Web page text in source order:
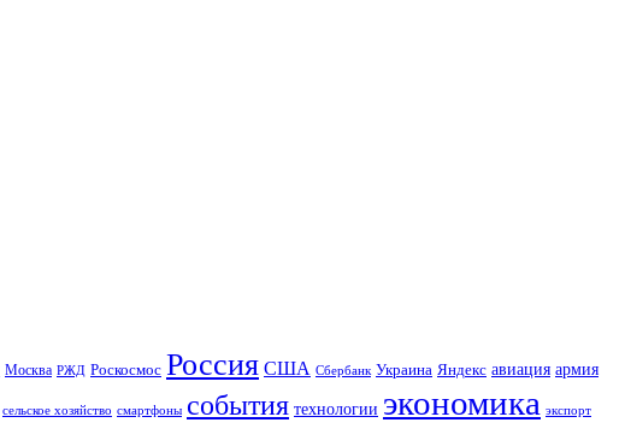
Москва РЖД Роскосмос Россия США Сбербанк Украина Яндекс авиация армия
сельское хозяйство смартфоны события технологии экономика экспорт